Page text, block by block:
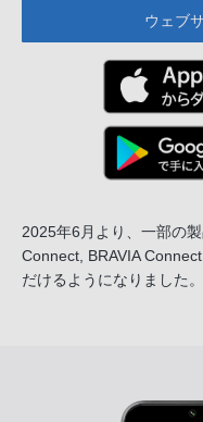
ウェブ
2025年6月より、一部の
Connect, BRAVIA
だけるようになりました。